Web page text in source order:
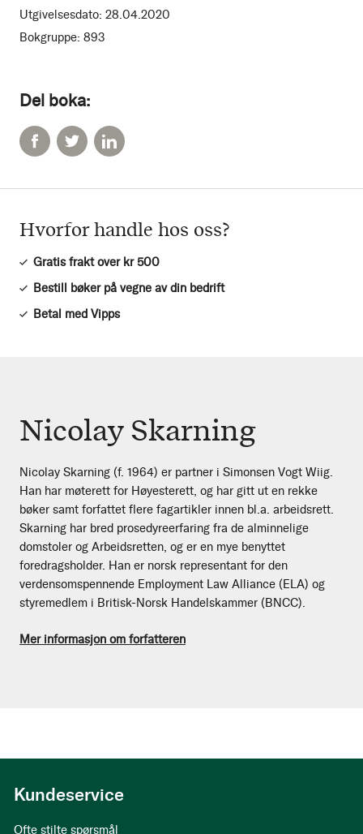
Del boka:
Utgivelsesdato: 28.04.2020
Bokgruppe: 893
Hvorfor handle hos oss?
Gratis frakt over kr 500
Bestill bøker på vegne av din bedrift
Betal med Vipps
Nicolay Skarning
Nicolay Skarning (f. 1964) er partner i Simonsen Vogt Wiig.
Han har møterett for Høyesterett, og har gitt ut en rekke
bøker samt forfattet flere fagartikler innen bl.a. arbeidsrett.
Skarning har bred prosedyreerfaring fra de alminnelige
domstoler og Arbeidsretten, og er en mye benyttet
foredragsholder. Han er norsk representant for den
verdensomspennende Employment Law Alliance (ELA) og
styremedlem i Britisk-Norsk Handelskammer (BNCC).
Mer informasjon om forfatteren
Kundeservice
Ofte stilte spørsmål